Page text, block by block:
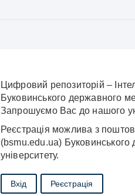
Цифровий репозиторій –
Буковинського державного
Запрошуємо Вас до нашого
Реєстрація можлива з
(bsmu.edu.ua)
університету.
Вхід Реєстрація